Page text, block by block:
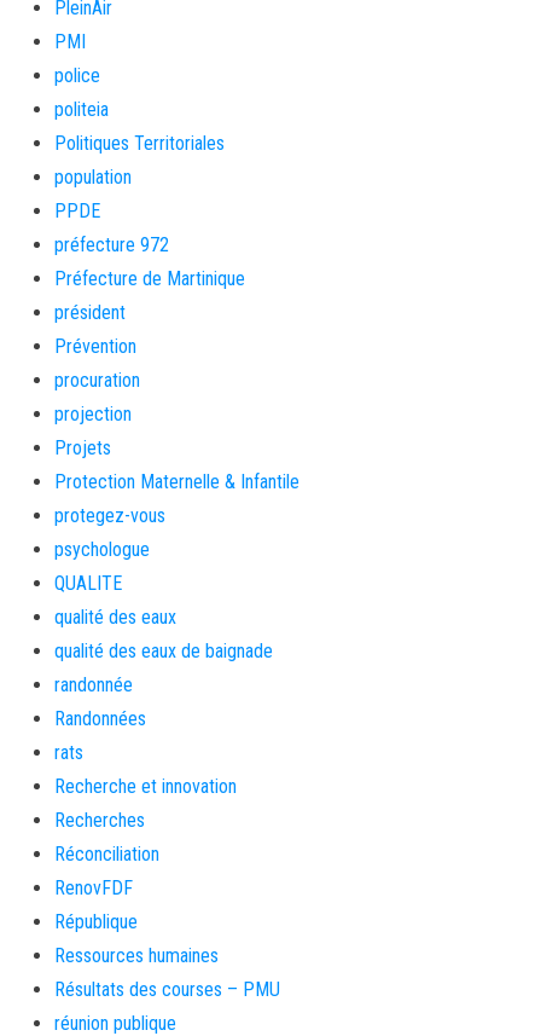
PleinAir
PMI
police
politeia
Politiques Territoriales
population
PPDE
préfecture 972
Préfecture de Martinique
président
Prévention
procuration
projection
Projets
Protection Maternelle & Infantile
protegez-vous
psychologue
QUALITE
qualité des eaux
qualité des eaux de baignade
randonnée
Randonnées
rats
Recherche et innovation
Recherches
Réconciliation
RenovFDF
République
Ressources humaines
Résultats des courses – PMU
réunion publique